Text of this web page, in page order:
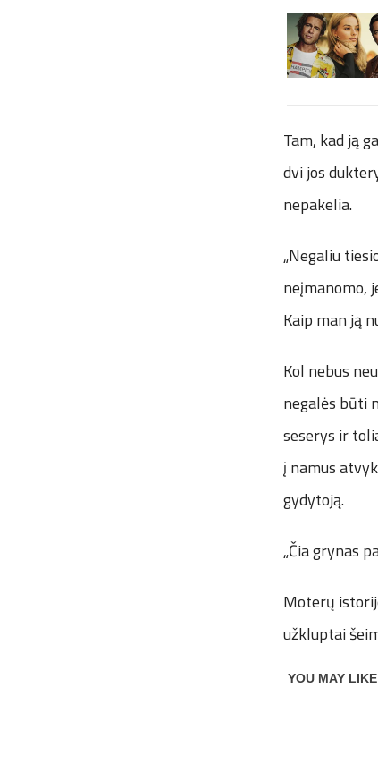
Tam, kad ją
dvi jos
nepakelia.
„Negaliu
neįmanomo,
Kaip man ją
Kol nebus
negalės būti
seserys ir
į namus
gydytoją.
„Čia grynas
Moterų
užkluptai